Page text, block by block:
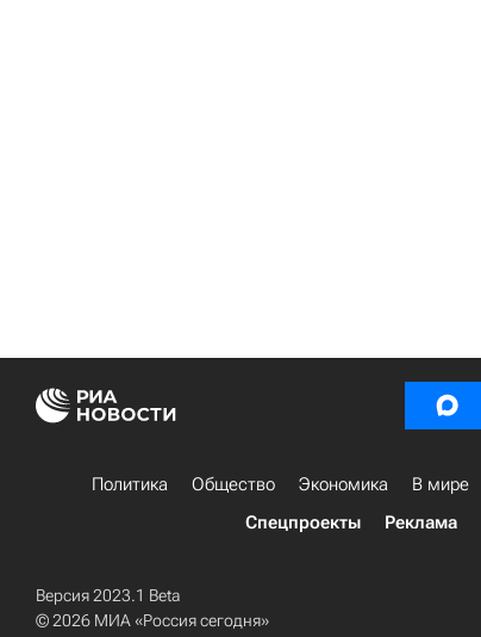
Политика Общество Экономика В мире
Спецпроекты
Реклама
Версия 2023.1 Beta
© 2026 МИА «Россия сегодня»